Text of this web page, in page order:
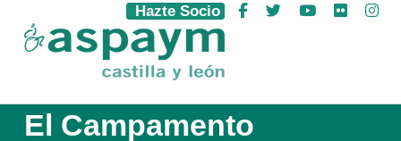
ASPAYM Castilla y León
Hazte Socio Facebook
Twitter YouTube
Flickr
El Campamento